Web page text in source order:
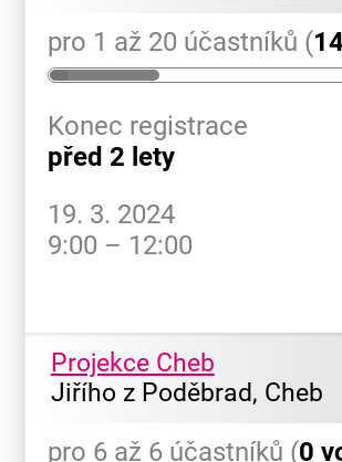
pro 1 až 20 účastníků (
Konec registrace
před 2 lety
19. 3. 2024
9:00 – 12:00
Projekce Cheb
Jiřího z Poděbrad, Cheb
pro 6 až 6 účastníků (0